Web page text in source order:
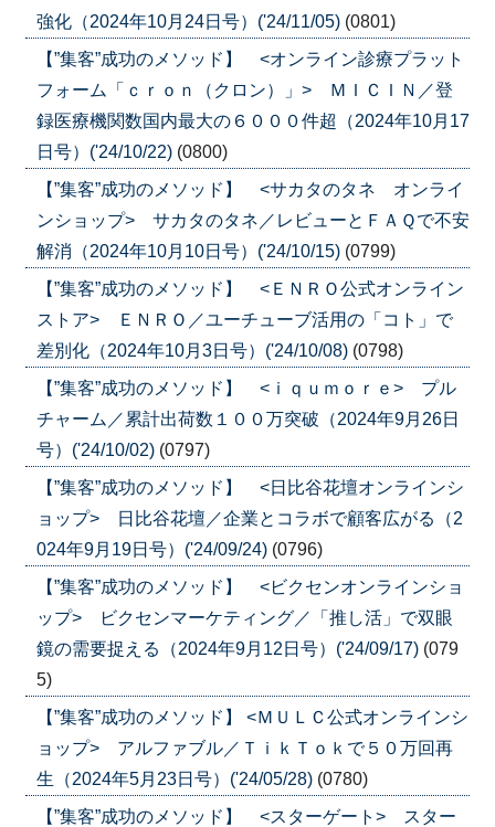
強化（2024年10月24日号）('24/11/05) (0801)
【”集客”成功のメソッド】 <オンライン診療プラット
フォーム「ｃｒｏｎ（クロン）」> ＭＩＣＩＮ／登
録医療機関数国内最大の６０００件超（2024年10月17
日号）('24/10/22) (0800)
【”集客”成功のメソッド】 <サカタのタネ オンライ
ンショップ> サカタのタネ／レビューとＦＡＱで不安
解消（2024年10月10日号）('24/10/15) (0799)
【”集客”成功のメソッド】 <ＥＮＲＯ公式オンライン
ストア> ＥＮＲＯ／ユーチューブ活用の「コト」で
差別化（2024年10月3日号）('24/10/08) (0798)
【”集客”成功のメソッド】 <ｉｑｕｍｏｒｅ> プル
チャーム／累計出荷数１００万突破（2024年9月26日
号）('24/10/02) (0797)
【”集客”成功のメソッド】 <日比谷花壇オンラインシ
ョップ> 日比谷花壇／企業とコラボで顧客広がる（2
024年9月19日号）('24/09/24) (0796)
【”集客”成功のメソッド】 <ビクセンオンラインショ
ップ> ビクセンマーケティング／「推し活」で双眼
鏡の需要捉える（2024年9月12日号）('24/09/17) (079
5)
【”集客”成功のメソッド】 <ＭＵＬＣ公式オンラインシ
ョップ> アルファブル／ＴｉｋＴｏｋで５０万回再
生（2024年5月23日号）('24/05/28) (0780)
【”集客”成功のメソッド】 <スターゲート> スター